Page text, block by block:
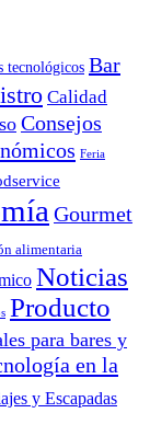
tecnológicos Bar
Calidad
Consejos
Feria
Gourmet
alimentaria
Noticias
Producto
para bares y
en la
y Escapadas